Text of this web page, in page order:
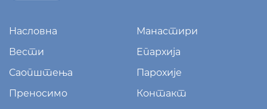
Насловна
Манастири
Вести
Епархија
Саопштења
Парохије
Преносимо
Контакт